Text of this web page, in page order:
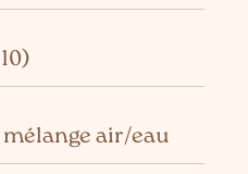
air/eau